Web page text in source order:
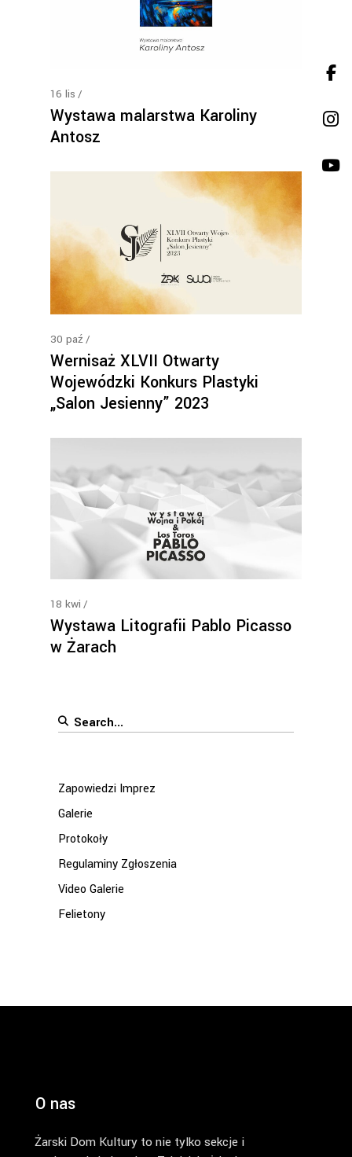
16 lis
Wystawa malarstwa Karoliny
Antosz
30 paź
Wernisaż XLVII Otwarty
Wojewódzki Konkurs Plastyki
„Salon Jesienny” 2023
18 kwi
Wystawa Litografii Pablo Picasso
w Żarach
Search
Zapowiedzi Imprez
Galerie
Protokoły
Regulaminy Zgłoszenia
Video Galerie
Felietony
O nas
Żarski Dom Kultury to nie tylko sekcje i